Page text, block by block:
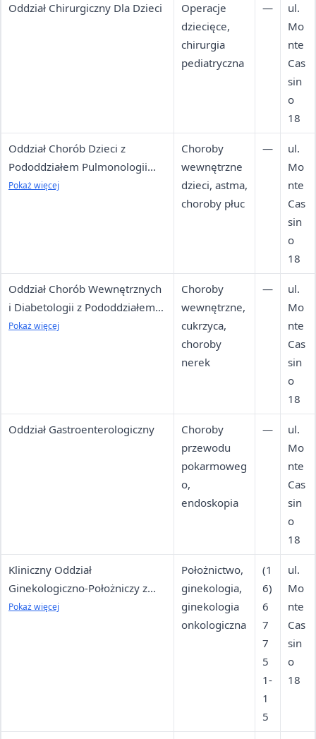
Oddział Chirurgiczny Dla Dzieci
Operacje
dziecięce,
chirurgia
pediatryczna
—
ul.
Mo
nte
Cas
sin
o
18
Oddział Chorób Dzieci z
Pododdziałem Pulmonologii
Dziecięcej
Pokaż więcej
Choroby
wewnętrzne
dzieci, astma,
choroby płuc
—
ul.
Mo
nte
Cas
sin
o
18
Oddział Chorób Wewnętrznych
i Diabetologii z Pododdziałem
Nefrologii
Pokaż więcej
Choroby
wewnętrzne,
cukrzyca,
choroby
nerek
—
ul.
Mo
nte
Cas
sin
o
18
Oddział Gastroenterologiczny
Choroby
przewodu
pokarmoweg
o,
endoskopia
—
ul.
Mo
nte
Cas
sin
o
18
Kliniczny Oddział
Ginekologiczno-Położniczy z
Pododdziałem Ginekologii
Pokaż więcej
Położnictwo,
ginekologia,
ginekologia
onkologiczna
(1
6)
6
7
7
5
1-
1
5
ul.
Mo
nte
Cas
sin
o
18